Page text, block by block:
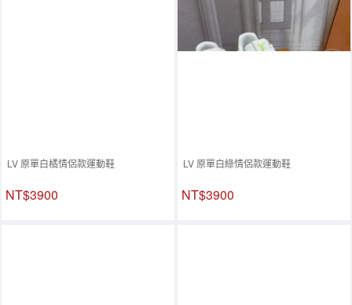
LV 原單白橘情侶款運動鞋
NT$3900
LV 原單白綠情侶款運動鞋
NT$3900